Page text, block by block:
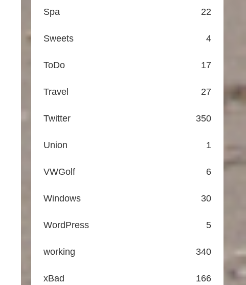
Spa 22
Sweets 4
ToDo 17
Travel 27
Twitter 350
Union 1
VWGolf 6
Windows 30
WordPress 5
working 340
xBad 166